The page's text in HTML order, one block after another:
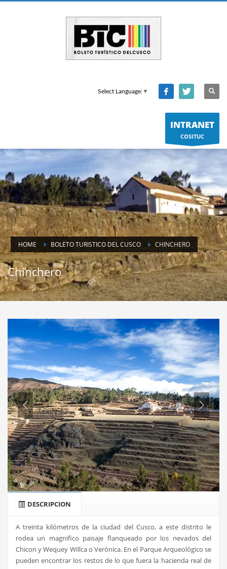
Select Language ▼
INTRANET
COSITUC
HOME BOLETO TURISTICO DEL CUSCO CHINCHERO
Chinchero
DESCRIPCION
A treinta kilómetros de la ciudad del Cusco, a este distrito le
rodea un magnifico paisaje flanqueado por los nevados del
Chicon y Wequey Willca o Verónica. En el Parque Arqueológico se
pueden encontrar los restos de lo que fuera la hacienda real de